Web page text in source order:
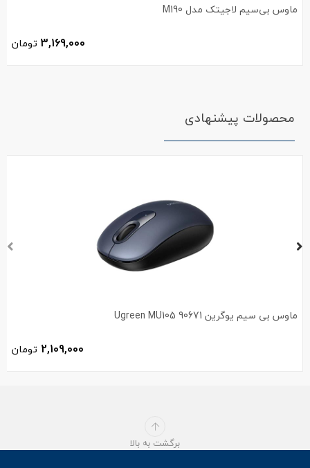
ماوس بی‌سیم لاجیتک مدل M190
3,169,000 تومان
محصولات پیشنهادی
ماوس بی سیم یوگرین Ugreen MU105 90671
2,109,000 تومان
برگشت به بالا